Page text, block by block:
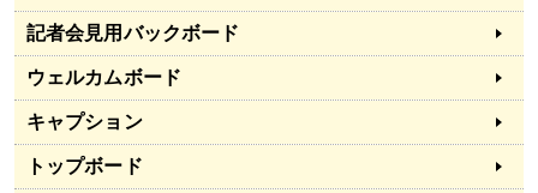
記者会見用バックボード
ウェルカムボード
キャプション
トップボード